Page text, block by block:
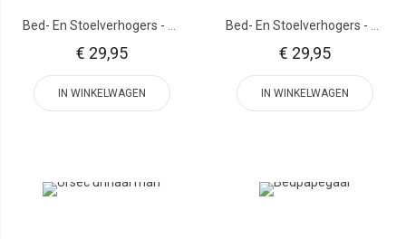
€ 29,95
IN WINKELWAGEN
€ 29,95
IN WINKELWAGEN